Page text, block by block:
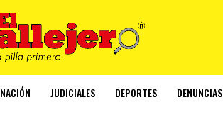
NACIÓN JUDICIALES DEPORTES DENUNCIAS